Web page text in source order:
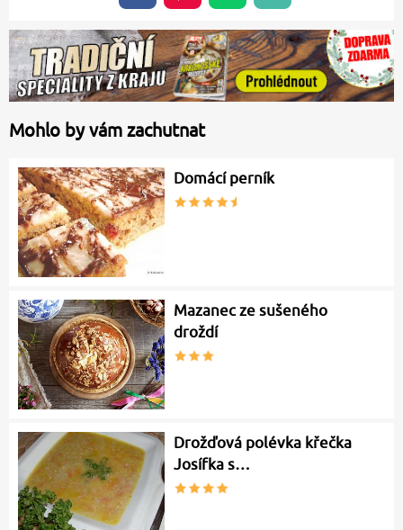
Mohlo by vám zachutnat
Domácí perník
Mazanec ze sušeného
droždí
Drožďová polévka křečka
Josífka s…